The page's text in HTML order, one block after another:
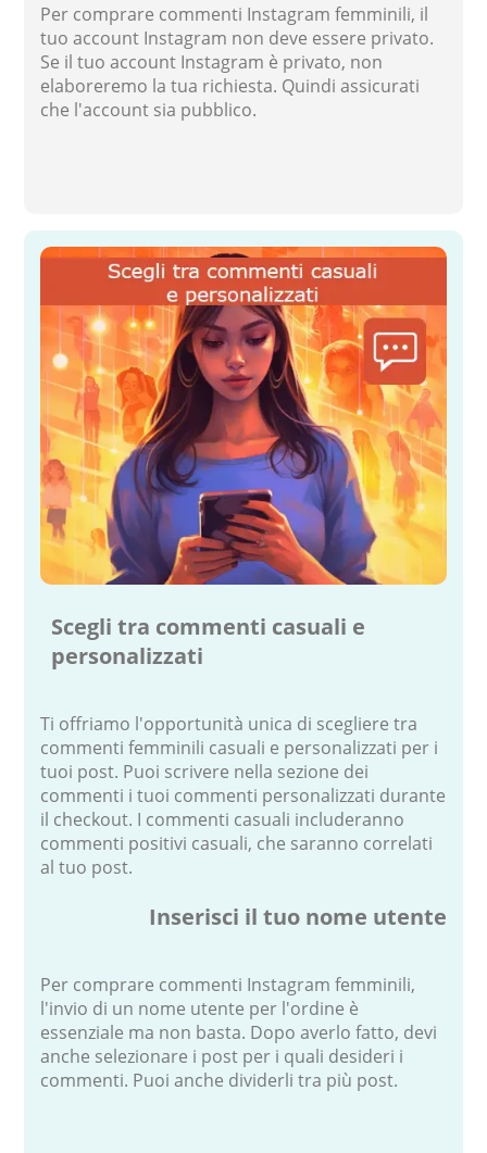
Per comprare commenti Instagram femminili, il
tuo account Instagram non deve essere privato.
Se il tuo account Instagram è privato, non
elaboreremo la tua richiesta. Quindi assicurati
che l'account sia pubblico.
Scegli tra commenti casuali e
personalizzati
Ti offriamo l'opportunità unica di scegliere tra
commenti femminili casuali e personalizzati per i
tuoi post. Puoi scrivere nella sezione dei
commenti i tuoi commenti personalizzati durante
il checkout. I commenti casuali includeranno
commenti positivi casuali, che saranno correlati
al tuo post.
Inserisci il tuo nome utente
Per comprare commenti Instagram femminili,
l'invio di un nome utente per l'ordine è
essenziale ma non basta. Dopo averlo fatto, devi
anche selezionare i post per i quali desideri i
commenti. Puoi anche dividerli tra più post.